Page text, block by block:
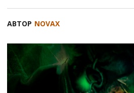
АВТОР NOVAX